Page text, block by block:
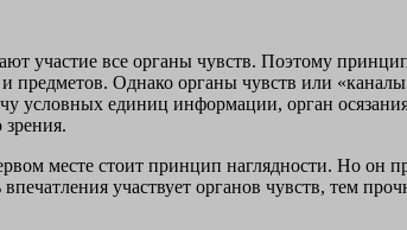
участие все органы чувств. Поэтому
предметов. Однако органы чувств или
условных единиц информации, орган
месте стоит принцип наглядности. Но он
участвует органов чувств, тем